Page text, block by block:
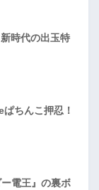
時代の出玉特
ちんこ押忍！
電王』の裏ボ